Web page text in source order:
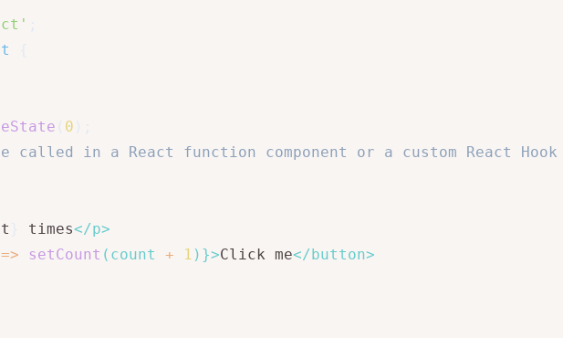
0
called in a React function component or a custom React
times</p>
=> setCount ( count + 1 ) }>Click me</button>